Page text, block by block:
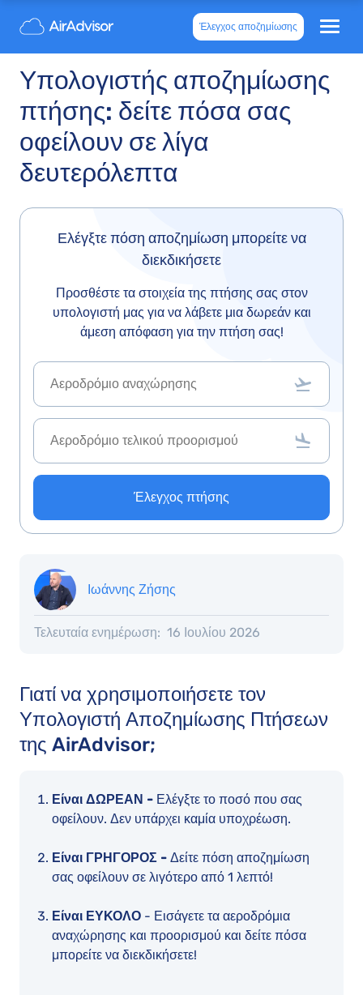
Έλεγχος αποζημίωσης
Υπολογιστής αποζημίωσης
πτήσης: δείτε πόσα σας
οφείλουν σε λίγα
δευτερόλεπτα
Ελέγξτε πόση αποζημίωση μπορείτε να
διεκδικήσετε
Προσθέστε τα στοιχεία της πτήσης σας στον
υπολογιστή μας για να λάβετε μια δωρεάν και
άμεση απόφαση για την πτήση σας!
Έλεγχος πτήσης
Ιωάννης Ζήσης
Τελευταία ενημέρωση: 16 Ιουλίου 2026
Γιατί να χρησιμοποιήσετε τον
Υπολογιστή Αποζημίωσης Πτήσεων
της AirAdvisor;
Είναι ΔΩΡΕΑΝ - Ελέγξτε το ποσό που σας
οφείλουν. Δεν υπάρχει καμία υποχρέωση.
Είναι ΓΡΗΓΟΡΟΣ - Δείτε πόση αποζημίωση
σας οφείλουν σε λιγότερο από 1 λεπτό!
Είναι ΕΥΚΟΛΟ - Εισάγετε τα αεροδρόμια
αναχώρησης και προορισμού και δείτε πόσα
μπορείτε να διεκδικήσετε!